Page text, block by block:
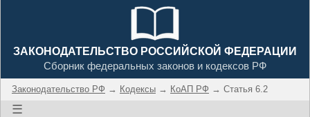
ЗАКОНОДАТЕЛЬСТВО РОССИЙСКОЙ ФЕДЕРАЦИИ
Сборник федеральных законов и кодексов РФ
Законодательство РФ → Кодексы → КоАП РФ → Статья 6.2
☰